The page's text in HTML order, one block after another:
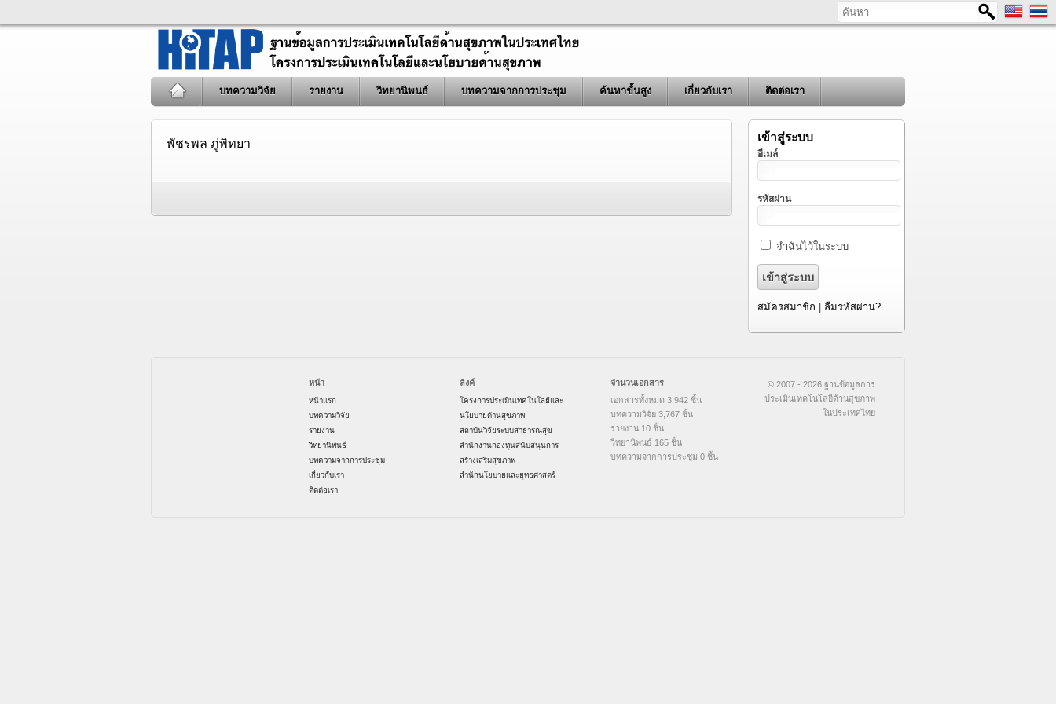
ค้นหา
บทความวิจัย รายงาน วิทยานิพนธ์ บทความจากการประชุม ค้นหาขั้นสูง เกี่ยวกับเรา ติดต่อเรา
พัชรพล ภู่พิทยา เข้าสู่ระบบ
อีเมล์
รหัสผ่าน
จำฉันไว้ในระบบ
สมัครสมาชิก ลืมรหัสผ่าน?
หน้า
หน้าแรก
บทความวิจัย
รายงาน
วิทยานิพนธ์
บทความจากการประชุม
เกี่ยวกับเรา
ติดต่อเรา
ลิงค์
โครงการประเมินเทคโนโลยีและ
นโยบายด้านสุขภาพ
สถาบันวิจัยระบบสาธารณสุข
สำนักงานกองทุนสนับสนุนการ
สร้างเสริมสุขภาพ
สำนักนโยบายและยุทธศาสตร์
จำนวนเอกสาร
เอกสารทั้งหมด 3,942 ชิ้น
บทความวิจัย 3,767 ชิ้น
รายงาน 10 ชิ้น
วิทยานิพนธ์ 165 ชิ้น
บทความจากการประชุม 0 ชิ้น
© 2007 - 2026 ฐานข้อมูลการ
ประเมินเทคโนโลยีด้านสุขภาพ
ในประเทศไทย